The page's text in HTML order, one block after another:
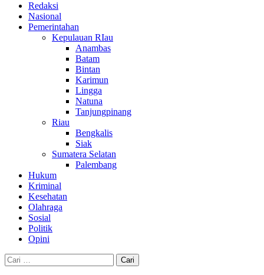
Redaksi
Nasional
Pemerintahan
Kepulauan RIau
Anambas
Batam
Bintan
Karimun
Lingga
Natuna
Tanjungpinang
Riau
Bengkalis
Siak
Sumatera Selatan
Palembang
Hukum
Kriminal
Kesehatan
Olahraga
Sosial
Politik
Opini
Cari
untuk: